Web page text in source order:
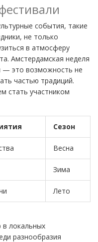
события, такие
не только
в атмосферу
Амстердамская неделя
— это возможность не
частью традиций.
стать участником
Сезон
Весна
Зима
Лето
в локальных
разнообразия